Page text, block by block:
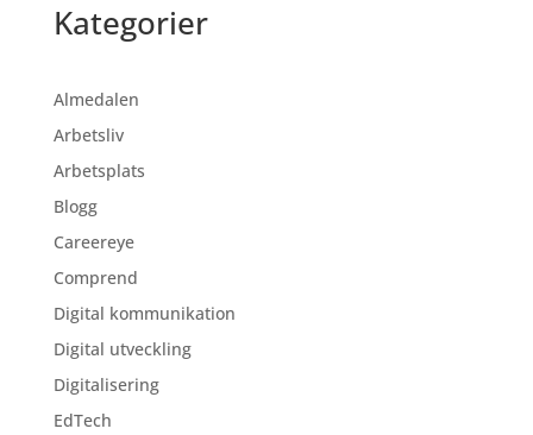
Kategorier
Almedalen
Arbetsliv
Arbetsplats
Blogg
Careereye
Comprend
Digital kommunikation
Digital utveckling
Digitalisering
EdTech